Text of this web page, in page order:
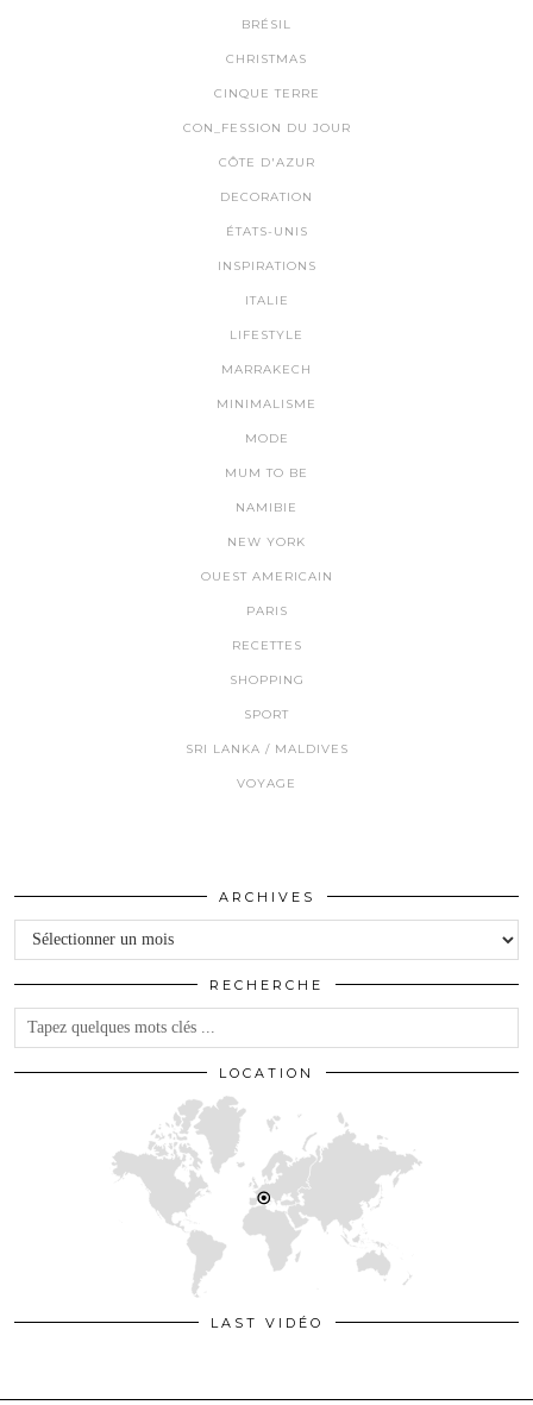
BRÉSIL
CHRISTMAS
CINQUE TERRE
CON_FESSION DU JOUR
CÔTE D'AZUR
DECORATION
ÉTATS-UNIS
INSPIRATIONS
ITALIE
LIFESTYLE
MARRAKECH
MINIMALISME
MODE
MUM TO BE
NAMIBIE
NEW YORK
OUEST AMERICAIN
PARIS
RECETTES
SHOPPING
SPORT
SRI LANKA / MALDIVES
VOYAGE
ARCHIVES
Archives
RECHERCHE
LOCATION
LAST VIDÉO